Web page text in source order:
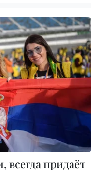
всегда придаёт